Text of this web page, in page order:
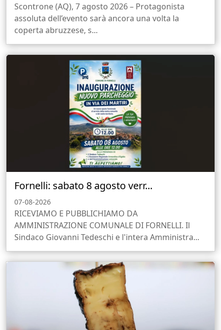
Scontrone (AQ), 7 agosto 2026 – Protagonista
assoluta dell’evento sarà ancora una volta la
coperta abruzzese, s...
Fornelli: sabato 8 agosto verr...
07-08-2026
RICEVIAMO E PUBBLICHIAMO DA
AMMINISTRAZIONE COMUNALE DI FORNELLI. Il
Sindaco Giovanni Tedeschi e l'intera Amministra...